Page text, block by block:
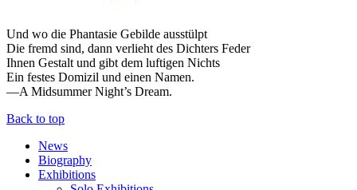
Und wo die Phantasie Gebilde ausstülpt
Die fremd sind, dann verlieht des Dichters Feder
Ihnen Gestalt und gibt dem luftigen Nichts
Ein festes Domizil und einen Namen.
—A Midsummer Night’s Dream.
Back to top
News
Biography
Exhibitions